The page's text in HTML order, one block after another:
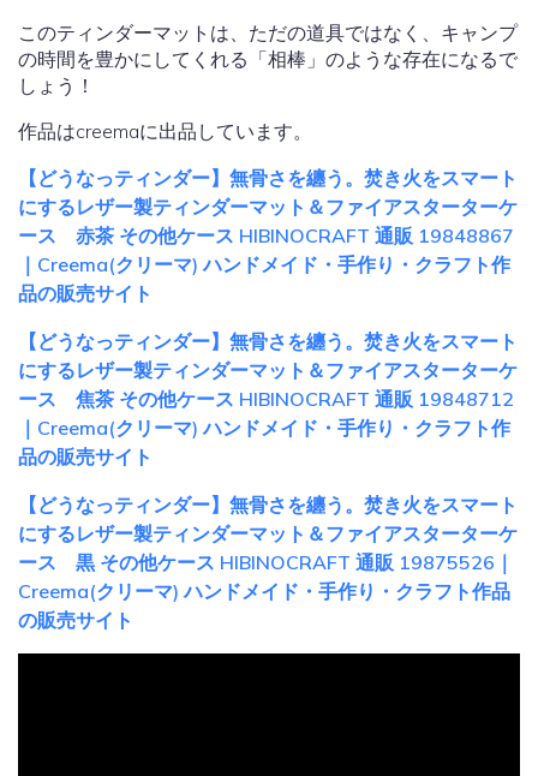
このティンダーマットは、ただの道具ではなく、キャンプ
の時間を豊かにしてくれる「相棒」のような存在になるで
しょう！
作品はcreemaに出品しています。
【どうなっティンダー】無骨さを纏う。焚き火をスマート
にするレザー製ティンダーマット＆ファイアスターターケ
ース 赤茶 その他ケース HIBINOCRAFT 通販 19848867
｜Creema(クリーマ) ハンドメイド・手作り・クラフト作
品の販売サイト
【どうなっティンダー】無骨さを纏う。焚き火をスマート
にするレザー製ティンダーマット＆ファイアスターターケ
ース 焦茶 その他ケース HIBINOCRAFT 通販 19848712
｜Creema(クリーマ) ハンドメイド・手作り・クラフト作
品の販売サイト
【どうなっティンダー】無骨さを纏う。焚き火をスマート
にするレザー製ティンダーマット＆ファイアスターターケ
ース 黒 その他ケース HIBINOCRAFT 通販 19875526｜
Creema(クリーマ) ハンドメイド・手作り・クラフト作品
の販売サイト